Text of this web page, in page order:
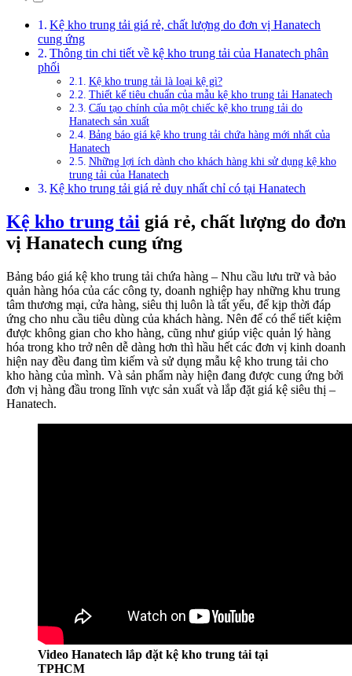
Kệ kho trung tải giá rẻ, chất lượng do đơn vị Hanatech
cung ứng
Thông tin chi tiết về kệ kho trung tải của Hanatech phân
phối
Kệ kho trung tải là loại kệ gì?
Thiết kế tiêu chuẩn của mẫu kệ kho trung tải Hanatech
Cấu tạo chính của một chiếc kệ kho trung tải do
Hanatech sản xuất
Bảng báo giá kệ kho trung tải chứa hàng mới nhất của
Hanatech
Những lợi ích dành cho khách hàng khi sử dụng kệ kho
trung tải của Hanatech
Kệ kho trung tải giá rẻ duy nhất chỉ có tại Hanatech
Kệ kho trung tải giá rẻ, chất lượng do đơn
vị Hanatech cung ứng
Bảng báo giá kệ kho trung tải chứa hàng – Nhu cầu lưu trữ và bảo
quản hàng hóa của các công ty, doanh nghiệp hay những khu trung
tâm thương mại, cửa hàng, siêu thị luôn là tất yếu, để kịp thời đáp
ứng cho nhu cầu tiêu dùng của khách hàng. Nên để có thể tiết kiệm
được không gian cho kho hàng, cũng như giúp việc quản lý hàng
hóa trong kho trở nên dễ dàng hơn thì hầu hết các đơn vị kinh doanh
hiện nay đều đang tìm kiếm và sử dụng mẫu kệ kho trung tải cho
kho hàng của mình. Và sản phẩm này hiện đang được cung ứng bởi
đơn vị hàng đầu trong lĩnh vực sản xuất và lắp đặt giá kệ siêu thị –
Hanatech.
Video Hanatech lắp đặt kệ kho trung tải tại
TPHCM